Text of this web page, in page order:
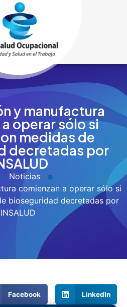
y manufactura
operar sólo si
medidas de
decretadas por
Noticias
comienzan a operar sólo si
bioseguridad decretadas por
Facebook LinkedIn